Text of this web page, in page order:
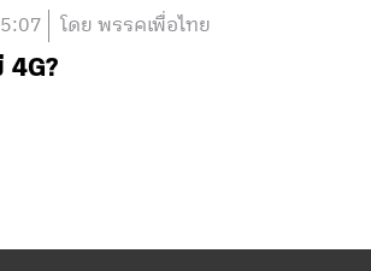
โดย พรรคเพื่อไทย
4G?